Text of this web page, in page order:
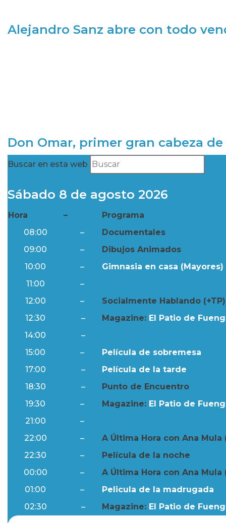
Alejandro Sanz abre con todo
Don Omar, primer gran cabeza
Buscar en esta web
Sábado 8 de agosto 2026
Hora –
Programa
08:00
–
Documentales
09:00
–
Dibujos Animados
10:00
–
Gimnasia en casa (Mayores)
11:00
–
12:00
–
Socialmente Hablando (+TP)
12:30
– Magazine: El Patio de
14:00
–
15:00
–
Película de sobremesa
17:00
–
Película de la tarde
18:30
–
Punto de Encuentro
19:30
– Magazine: El Patio de
21:00
–
22:00
–
A Última Hora con Ana Mula
22:30
–
Película de la noche
00:00
–
A Última Hora con Ana Mula
01:00
–
Pelicula de la madrugada
02:30
– Magazine: El Patio de